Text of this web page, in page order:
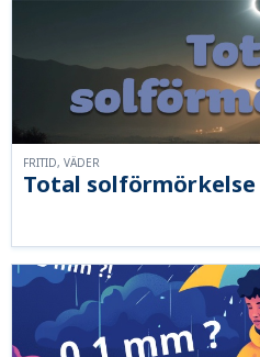
Total solförmörkelse
FRITID, VÄDER